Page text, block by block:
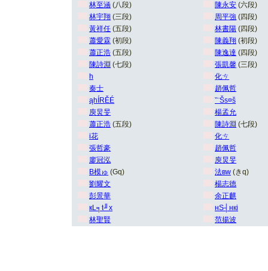
林至涵 (八段) 陳永安 (六段)
林宇翔 (三段) 周平強 (四段)
黃祥任 (五段) 林書陽 (四段)
蕭愛霖 (初段) 陳義翔 (初段)
蕭正浩 (五段) 陳逸達 (四段)
陳詩淵 (七段) 張凱馨 (三段)
h
化ㄘ
秦士
趙佩哲
ąhÍRĚÉ
ˇ¨Šs¤š
庾炅旻
楊孟允
蕭正浩 (五段) 陳詩淵 (七段)
i花
化ㄘ
張哲豪
趙佩哲
廖冠泓
庾炅旻
B模ゅ (Gq) 法вw (きq)
劉耀文
楊志德
彭景華
余正麒
кL╕t╜х
нS┤нкi
林聖賢
范揚波